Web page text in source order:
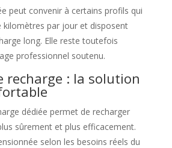
peut convenir à certains profils qui
kilomètres par jour et disposent
long. Elle reste toutefois
professionnel soutenu.
recharge : la solution
dédiée permet de recharger
sûrement et plus efficacement.
selon les besoins réels du